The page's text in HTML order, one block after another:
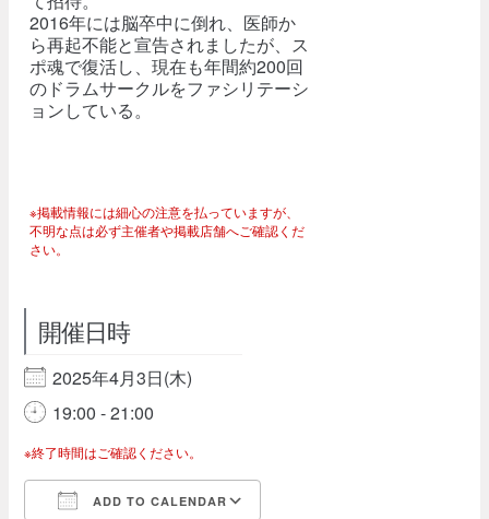
2016年には脳卒中に倒れ、医師か
ら再起不能と宣告されましたが、ス
ポ魂で復活し、現在も年間約200回
のドラムサークルをファシリテーシ
ョンしている。
※掲載情報には細心の注意を払っていますが、
不明な点は必ず主催者や掲載店舗へご確認くだ
さい。
開催日時
2025年4月3日(木)
19:00 - 21:00
※終了時間はご確認ください。
ADD TO CALENDAR